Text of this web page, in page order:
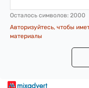
Осталось символов: 2000
Авторизуйтесь, чтобы
материалы